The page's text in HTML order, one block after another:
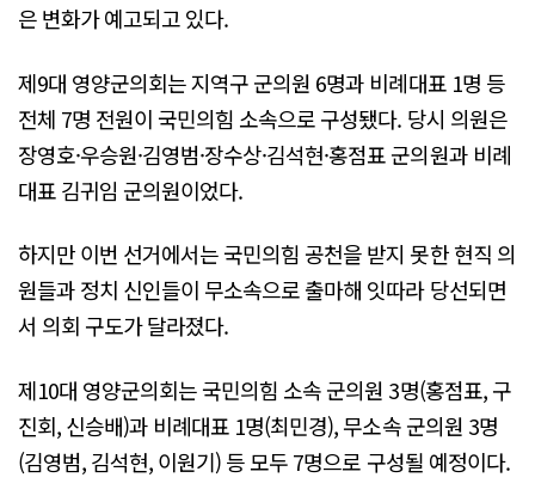
은 변화가 예고되고 있다.
제9대 영양군의회는 지역구 군의원 6명과 비례대표 1명 등
전체 7명 전원이 국민의힘 소속으로 구성됐다. 당시 의원은
장영호·우승원·김영범·장수상·김석현·홍점표 군의원과 비례
대표 김귀임 군의원이었다.
하지만 이번 선거에서는 국민의힘 공천을 받지 못한 현직 의
원들과 정치 신인들이 무소속으로 출마해 잇따라 당선되면
서 의회 구도가 달라졌다.
제10대 영양군의회는 국민의힘 소속 군의원 3명(홍점표, 구
진회, 신승배)과 비례대표 1명(최민경), 무소속 군의원 3명
(김영범, 김석현, 이원기) 등 모두 7명으로 구성될 예정이다.